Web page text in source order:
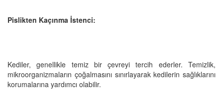
Pislikten Kaçınma İstenci:
Kediler, genellikle temiz bir çevreyi tercih ederler. Temizlik,
mikroorganizmaların çoğalmasını sınırlayarak kedilerin sağlıklarını
korumalarına yardımcı olabilir.